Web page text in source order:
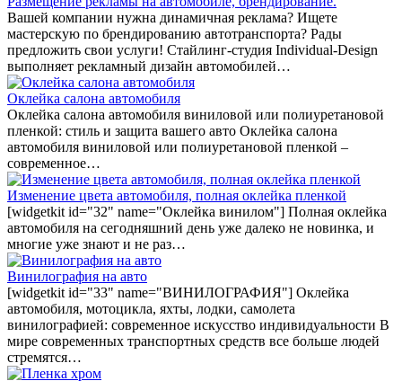
Вашей компании нужна динамичная реклама? Ищете
мастерскую по брендированию автотранспорта? Рады
предложить свои услуги! Стайлинг-студия Individual-Design
выполняет рекламный дизайн автомобилей…
Оклейка салона автомобиля
Оклейка салона автомобиля виниловой или полиуретановой
пленкой: стиль и защита вашего авто Оклейка салона
автомобиля виниловой или полиуретановой пленкой –
современное…
Изменение цвета автомобиля, полная оклейка пленкой
[widgetkit id="32" name="Оклейка винилом"] Полная оклейка
автомобиля на сегодняшний день уже далеко не новинка, и
многие уже знают и не раз…
Винилография на авто
[widgetkit id="33" name="ВИНИЛОГРАФИЯ"] Оклейка
автомобиля, мотоцикла, яхты, лодки, самолета
винилографией: современное искусство индивидуальности В
мире современных транспортных средств все больше людей
стремятся…